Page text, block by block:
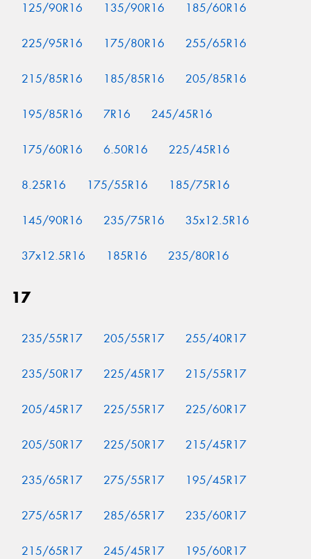
125/90R16 135/90R16 185/60R16
225/95R16 175/80R16 255/65R16
215/85R16 185/85R16 205/85R16
195/85R16 7R16 245/45R16
175/60R16 6.50R16 225/45R16
8.25R16 175/55R16 185/75R16
145/90R16 235/75R16 35x12.5R16
37x12.5R16 185R16 235/80R16
17
235/55R17 205/55R17 255/40R17
235/50R17 225/45R17 215/55R17
205/45R17 225/55R17 225/60R17
205/50R17 225/50R17 215/45R17
235/65R17 275/55R17 195/45R17
275/65R17 285/65R17 235/60R17
215/65R17 245/45R17 195/60R17